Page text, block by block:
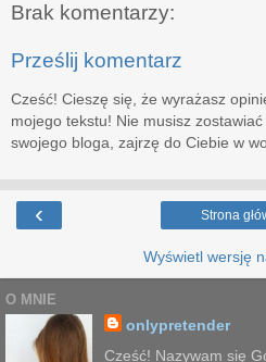
Brak komentarzy:
Prześlij komentarz
Cześć! Cieszę się, że wyrażasz
mojego tekstu! Nie musisz
swojego bloga, zajrzę do Ciebie w
‹ Strona
Wyświetl wersję
O MNIE
onlypretender
Cześć! Nazywam się